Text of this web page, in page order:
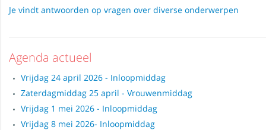
Je vindt antwoorden op vragen over diverse onderwerpen
Agenda actueel
Vrijdag 24 april 2026 - Inloopmiddag
Zaterdagmiddag 25 april - Vrouwenmiddag
Vrijdag 1 mei 2026 - Inloopmiddag
Vrijdag 8 mei 2026- Inloopmiddag